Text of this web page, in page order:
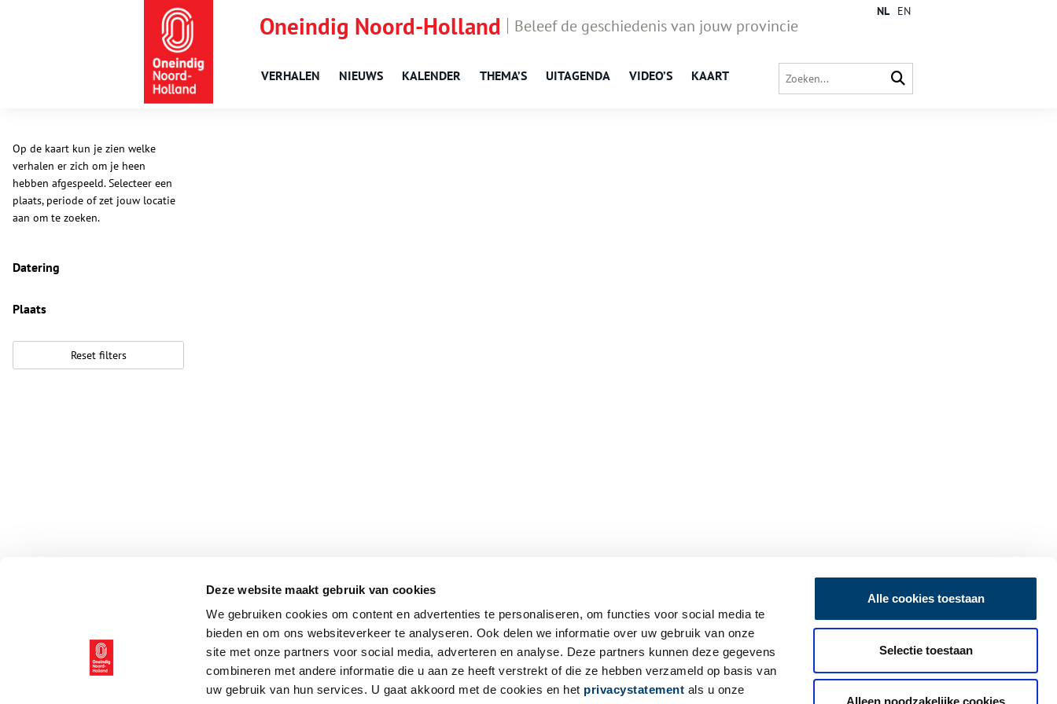
Deze website maakt gebruik van cookies
We gebruiken cookies om content en advertenties te personaliseren, om functies voor social media te
bieden en om ons websiteverkeer te analyseren. Ook delen we informatie over uw gebruik van onze
site met onze partners voor social media, adverteren en analyse. Deze partners kunnen deze gegevens
combineren met andere informatie die u aan ze heeft verstrekt of die ze hebben verzameld op basis van
uw gebruik van hun services. U gaat akkoord met de cookies en het privacystatement als u onze
Alle cookies toestaan
Selectie toestaan
Alleen noodzakelijke cookies
Oneindig Noord-Holland Beleef de geschiedenis van jouw provincie
VERHALEN NIEUWS KALENDER THEMA’S UITAGENDA VIDEO’S KAART
NL EN
Op de kaart kun je zien welke
verhalen er zich om je heen
hebben afgespeeld. Selecteer een
plaats, periode of zet jouw locatie
aan om te zoeken.
Datering
Plaats
Reset filters